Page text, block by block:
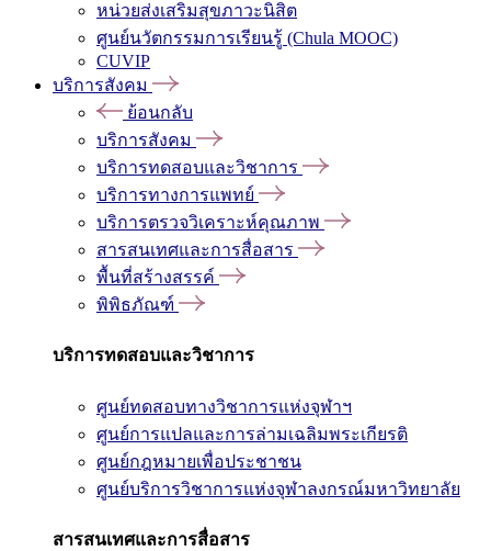
หน่วยส่งเสริมสุขภาวะนิสิต
ศูนย์นวัตกรรมการเรียนรู้ (Chula MOOC)
CUVIP
บริการสังคม
ย้อนกลับ
บริการสังคม
บริการทดสอบและวิชาการ
บริการทางการแพทย์
บริการตรวจวิเคราะห์คุณภาพ
สารสนเทศและการสื่อสาร
พื้นที่สร้างสรรค์
พิพิธภัณฑ์
บริการทดสอบและวิชาการ
ศูนย์ทดสอบทางวิชาการแห่งจุฬาฯ
ศูนย์การแปลและการล่ามเฉลิมพระเกียรติ
ศูนย์กฎหมายเพื่อประชาชน
ศูนย์บริการวิชาการแห่งจุฬาลงกรณ์มหาวิทยาลัย
สารสนเทศและการสื่อสาร